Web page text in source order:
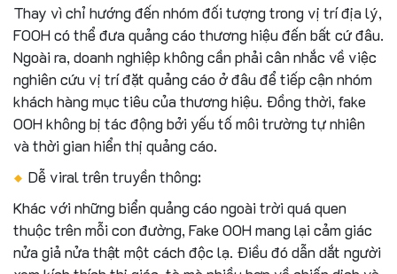
Thay vì chỉ hướng đến nhóm đối tượng trong vị trí địa lý,
FOOH có thể đưa quảng cáo thương hiệu đến bất cứ đâu.
Ngoài ra, doanh nghiệp không cần phải cân nhắc về việc
nghiên cứu vị trí đặt quảng cáo ở đâu để tiếp cận nhóm
khách hàng mục tiêu của thương hiệu. Đồng thời, fake
OOH không bị tác động bởi yếu tố môi trường tự nhiên
và thời gian hiển thị quảng cáo.
Dễ viral trên truyền thông:
Khác với những biển quảng cáo ngoài trời quá quen
thuộc trên mỗi con đường, Fake OOH mang lại cảm giác
nửa giả nửa thật một cách độc lạ. Điều đó dẫn dắt người